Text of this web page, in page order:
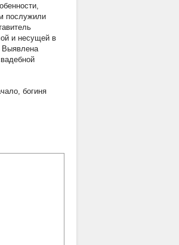
послужили
и несущей в
Выявлена
, богиня